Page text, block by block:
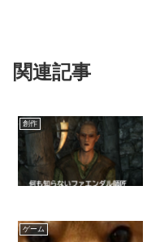
関連記事
創作
ゲーム